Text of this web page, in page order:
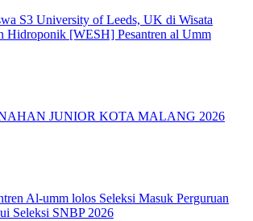
S3 University of Leeds, UK di Wisata
Hidroponik [WESH] Pesantren al Umm
JUNIOR KOTA MALANG 2026
Al-umm lolos Seleksi Masuk Perguruan
Seleksi SNBP 2026